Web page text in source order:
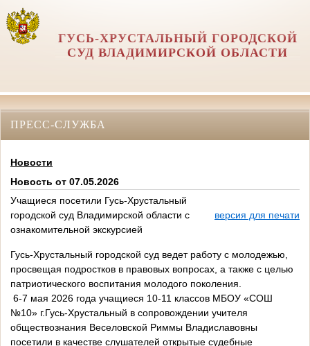
ГУСЬ-ХРУСТАЛЬНЫЙ ГОРОДСКОЙ
СУД ВЛАДИМИРСКОЙ ОБЛАСТИ
ПРЕСС-СЛУЖБА
Новости
Новость от 07.05.2026
Учащиеся посетили Гусь-Хрустальный
городской суд Владимирской области с
ознакомительной экскурсией
версия для печати
Гусь-Хрустальный городской суд ведет работу с молодежью,
просвещая подростков в правовых вопросах, а также с целью
патриотического воспитания молодого поколения.
6-7 мая 2026 года учащиеся 10-11 классов МБОУ «СОШ
№10» г.Гусь-Хрустальный в сопровождении учителя
обществознания Веселовской Риммы Владиславовны
посетили в качестве слушателей открытые судебные